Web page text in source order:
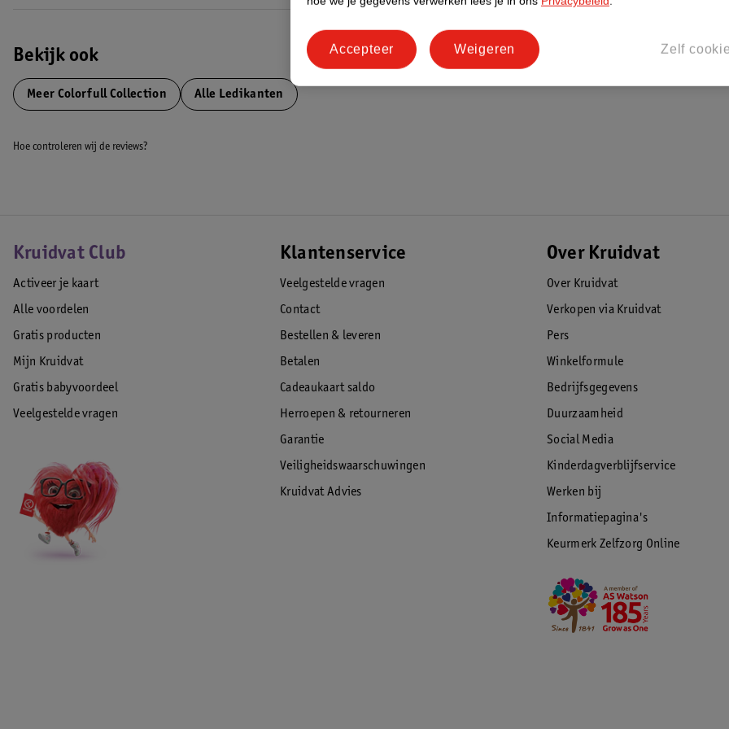
Ringbaan-Zuid 5, 5021 AA Tilburg, NL
klantenservice@vanastenbabysuperstore.nl
Bekijk ook
Meer Colorfull Collection Alle Ledikanten
Hoe controleren wij de reviews?
Kruidvat Club
Activeer je kaart
Alle voordelen
Gratis producten
Mijn Kruidvat
Gratis babyvoordeel
Veelgestelde vragen
Klantenservice
Veelgestelde vragen
Contact
Bestellen & leveren
Betalen
Cadeaukaart saldo
Herroepen & retourneren
Garantie
Veiligheidswaarschuwingen
Kruidvat Advies
Over Kruidvat
Over Kruidvat
Verkopen via Kruidvat
Pers
Winkelformule
Bedrijfsgegevens
Duurzaamheid
Social Media
Kinderdagverblijfservice
Werken bij
Informatiepagina's
Keurmerk Zelfzorg Online
Zelf
Weigeren
Accepteer